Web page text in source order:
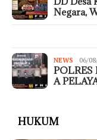
Negara,
NEWS 06/
A
HUKUM